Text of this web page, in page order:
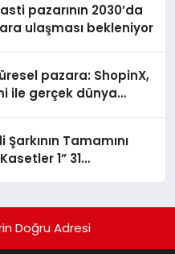
pazarının 2030’da
ulaşması bekleniyor
pazara: ShopinX,
ile gerçek dünya
Tamamını
1” 31
Doğru Adresi